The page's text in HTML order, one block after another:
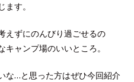
す。
えずにのんびり過ごせるの
ャンプ場のいいところ。
な…と思った方はぜひ今回紹介